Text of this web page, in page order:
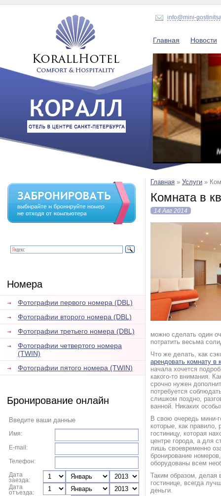
info@mini-
Главная Новости
Номера
Фотографии первого номера (DBL)
Фотографии второго номера (DBL)
Фотографии третьего номера (DBL)
Фотографии четвертого номера
(TWIN)
Фотографии пятого номера (TWIN)
Бронирование онлайн
Введите ваши данные
Имя:
E-mail:
Телефон:
Дата
заезда:
Дата
отъезда:
Главная » Услуги »
Комната в
14 Авг 2014
можно сделать один
потратить весьма
Что же делать, как
арендовать комнату в
начала хочется
какого-то внимания.
срочно нужен
потребуется
слишком поздно,
ванной. Никаких
В свою очередь мини-
которые, как правило,
гостиницу, которая
центре города, а для
лишь своевременно
бронирование
оборудованы всем
Таким образом, делая
гостинице, всегда
деньги.